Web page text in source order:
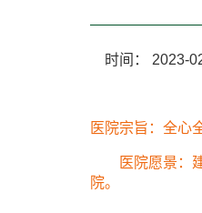
时间： 2023-
医院宗旨：全心
医院愿景：建
院。